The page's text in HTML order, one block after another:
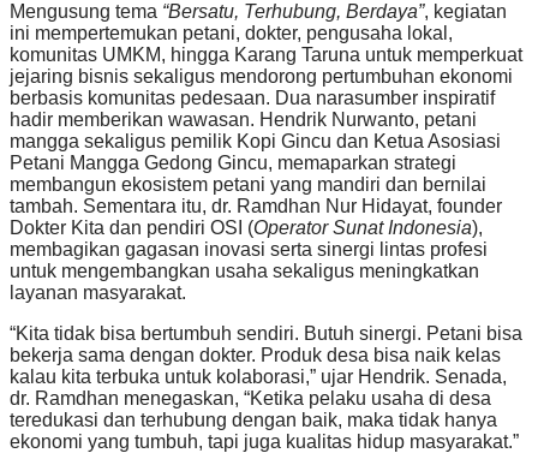
Mengusung tema “Bersatu, Terhubung, Berdaya”, kegiatan
ini mempertemukan petani, dokter, pengusaha lokal,
komunitas UMKM, hingga Karang Taruna untuk memperkuat
jejaring bisnis sekaligus mendorong pertumbuhan ekonomi
berbasis komunitas pedesaan. Dua narasumber inspiratif
hadir memberikan wawasan. Hendrik Nurwanto, petani
mangga sekaligus pemilik Kopi Gincu dan Ketua Asosiasi
Petani Mangga Gedong Gincu, memaparkan strategi
membangun ekosistem petani yang mandiri dan bernilai
tambah. Sementara itu, dr. Ramdhan Nur Hidayat, founder
Dokter Kita dan pendiri OSI (Operator Sunat Indonesia),
membagikan gagasan inovasi serta sinergi lintas profesi
untuk mengembangkan usaha sekaligus meningkatkan
layanan masyarakat.
“Kita tidak bisa bertumbuh sendiri. Butuh sinergi. Petani bisa
bekerja sama dengan dokter. Produk desa bisa naik kelas
kalau kita terbuka untuk kolaborasi,” ujar Hendrik. Senada,
dr. Ramdhan menegaskan, “Ketika pelaku usaha di desa
teredukasi dan terhubung dengan baik, maka tidak hanya
ekonomi yang tumbuh, tapi juga kualitas hidup masyarakat.”